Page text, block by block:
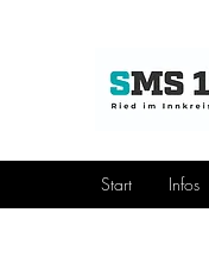
Start Infos